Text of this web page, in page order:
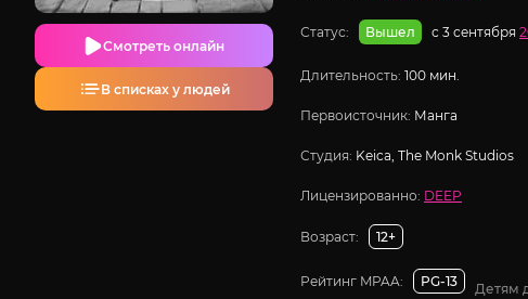
Смотреть онлайн
В списках у людей
Статус: Вышел с 3 сентября
Длительность: 100 мин.
Первоисточник: Манга
Студия: Keica, The Monk Studios
Лицензированно: DEEP
Возраст: 12+
Рейтинг MPAA: PG-13 Детям